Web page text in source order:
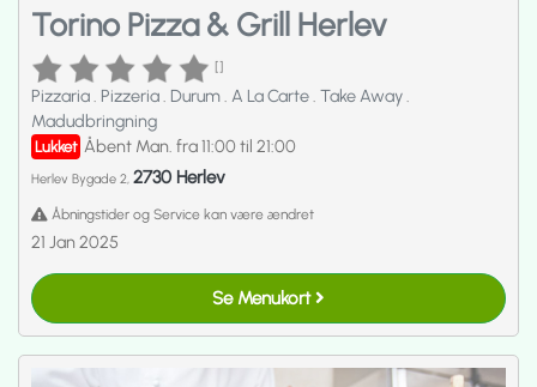
Torino Pizza & Grill Herlev
[]
Pizzaria. Pizzeria. Durum. A La Carte. Take Away.
Madudbringning
Lukket Åbent Man. fra 11:00 til 21:00
Herlev Bygade 2, 2730 Herlev
Åbningstider og Service kan være ændret
21 Jan 2025
Se Menukort